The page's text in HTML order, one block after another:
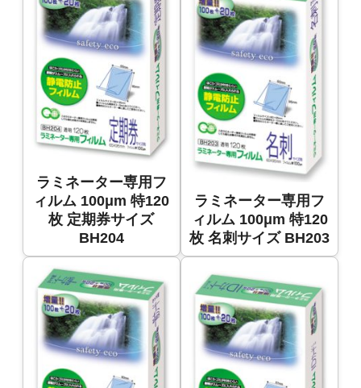
ラミネーター専用フ
ィルム 100μm 特120
枚 定期券サイズ
BH204
ラミネーター専用フ
ィルム 100μm 特120
枚 名刺サイズ BH203